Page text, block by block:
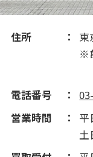
住所
東
※
電話番号
営業時間
平
土